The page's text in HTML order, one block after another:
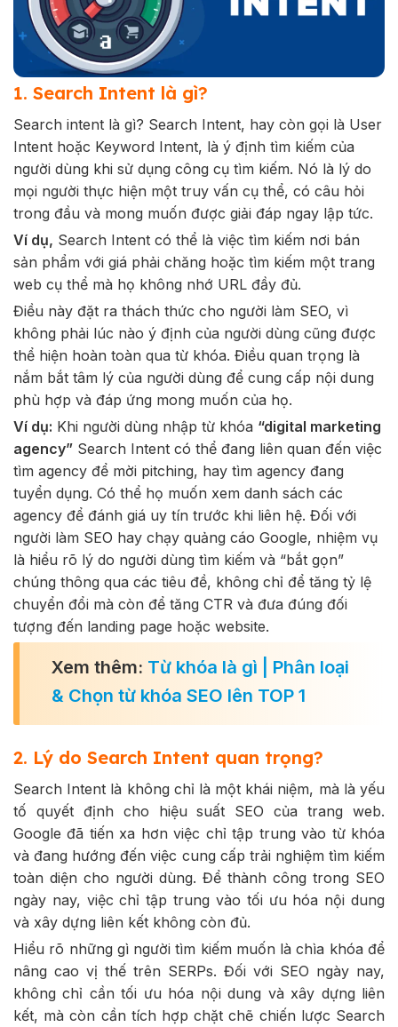
1. Search Intent là gì?
Search intent là gì? Search Intent, hay còn gọi là User
Intent hoặc Keyword Intent, là ý định tìm kiếm của
người dùng khi sử dụng công cụ tìm kiếm. Nó là lý do
mọi người thực hiện một truy vấn cụ thể, có câu hỏi
trong đầu và mong muốn được giải đáp ngay lập tức.
Ví dụ, Search Intent có thể là việc tìm kiếm nơi bán
sản phẩm với giá phải chăng hoặc tìm kiếm một trang
web cụ thể mà họ không nhớ URL đầy đủ.
Điều này đặt ra thách thức cho người làm SEO, vì
không phải lúc nào ý định của người dùng cũng được
thể hiện hoàn toàn qua từ khóa. Điều quan trọng là
nắm bắt tâm lý của người dùng để cung cấp nội dung
phù hợp và đáp ứng mong muốn của họ.
Ví dụ: Khi người dùng nhập từ khóa “digital marketing
agency” Search Intent có thể đang liên quan đến việc
tìm agency để mời pitching, hay tìm agency đang
tuyển dụng. Có thể họ muốn xem danh sách các
agency để đánh giá uy tín trước khi liên hệ. Đối với
người làm SEO hay chạy quảng cáo Google, nhiệm vụ
là hiểu rõ lý do người dùng tìm kiếm và “bắt gọn”
chúng thông qua các tiêu đề, không chỉ để tăng tỷ lệ
chuyển đổi mà còn để tăng CTR và đưa đúng đối
tượng đến landing page hoặc website.
Xem thêm: Từ khóa là gì | Phân loại
& Chọn từ khóa SEO lên TOP 1
2. Lý do Search Intent quan trọng?
Search Intent là không chỉ là một khái niệm, mà là yếu
tố quyết định cho hiệu suất SEO của trang web.
Google đã tiến xa hơn việc chỉ tập trung vào từ khóa
và đang hướng đến việc cung cấp trải nghiệm tìm kiếm
toàn diện cho người dùng. Để thành công trong SEO
ngày nay, việc chỉ tập trung vào tối ưu hóa nội dung
và xây dựng liên kết không còn đủ.
Hiểu rõ những gì người tìm kiếm muốn là chìa khóa để
nâng cao vị thế trên SERPs. Đối với SEO ngày nay,
không chỉ cần tối ưu hóa nội dung và xây dựng liên
kết, mà còn cần tích hợp chặt chẽ chiến lược Search